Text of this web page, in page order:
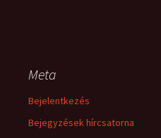
Meta
Bejelentkezés
Bejegyzések hírcsatorna